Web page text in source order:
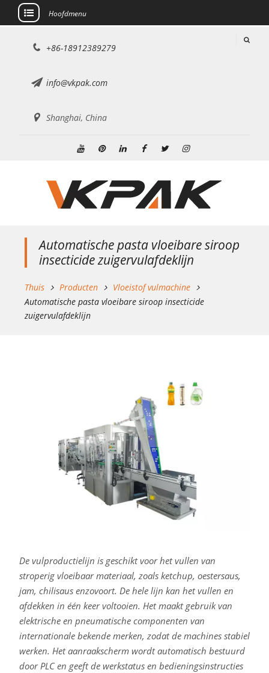
Hoofdmenu
+86-18912389279
info@vkpak.com
Shanghai, China
Automatische pasta vloeibare siroop
insecticide zuigervulafdeklijn
Thuis Producten
Vloeistof vulmachine
Automatische pasta vloeibare siroop insecticide
zuigervulafdeklijn
De vulproductielijn is geschikt voor het vullen van
stroperig vloeibaar materiaal, zoals ketchup, oestersaus,
jam, chilisaus enzovoort. De hele lijn kan het vullen en
afdekken in één keer voltooien. Het maakt gebruik van
elektrische en pneumatische componenten van
internationale bekende merken, zodat de machines stabiel
werken. Het aanraakscherm wordt automatisch bestuurd
door PLC en geeft de werkstatus en bedieningsinstructies